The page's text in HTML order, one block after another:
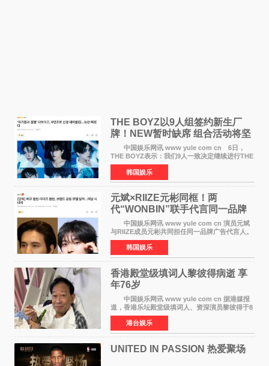
THE BOYZ以9人组签约新生厂
牌！NEW暂时缺席 组合活动将坚
定不移继续
中国娱乐网讯 www yule com cn 6日，
THE BOYZ表示：我们9人一致决定继续进行THE
BOYZ组合活动，并且已经完成了组合团体活动
签约。目前正在新生厂牌下进行活动准备。尚未
离开THE BOYZ原所
韩国娱乐
元斌×RIIZE元彬同框！两
代“WONBIN”联手代言同一品牌
颜值天花板合体
中国娱乐网讯 www yule com cn 演员元斌
与RIIZE成员元彬共同担任同一品牌广告代言人。
6日据独家报道，继演员元斌之后，RIIZE元彬最
近也被选为某在线中介平台A公司的共同广告代言
人，两人将作
韩国娱乐
香港殿堂级填词人黎彼得病逝 享
年76岁​
中国娱乐网讯 www yule com cn 据港媒报
道，香港乐坛殿堂级填词人、资深演员黎彼得于8
月5日上午因病离世，终年76岁。好友钟志光透
露，黎彼得今年3月中风后便卧床休养，身体机能
持续衰退，最
港台娱乐
UNITED IN PASSION 热爱聚场